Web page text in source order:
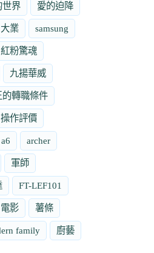
世界 愛的迫降
大業 samsung
紅粉驚魂
九揚華威
的轉職條件
操作評價
archer
軍師
FT-LEF101
電影 薯條
family 廚藝